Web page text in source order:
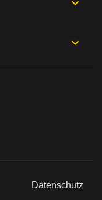
Datenschutz